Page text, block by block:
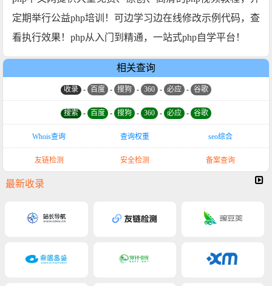
定期举行公益php培训！可边学习边在线修改示例代码，查
看执行效果！php从入门到精通，一站式php自学平台！
相关查询
收录 - 百度 - 搜狗 - 360 - 必应 - 谷歌
搜索 - 百度 - 搜狗 - 360 - 必应 - 谷歌
Whois查询 查询权重 seo综合
友链检测 安全检测 备案查询
最新收录